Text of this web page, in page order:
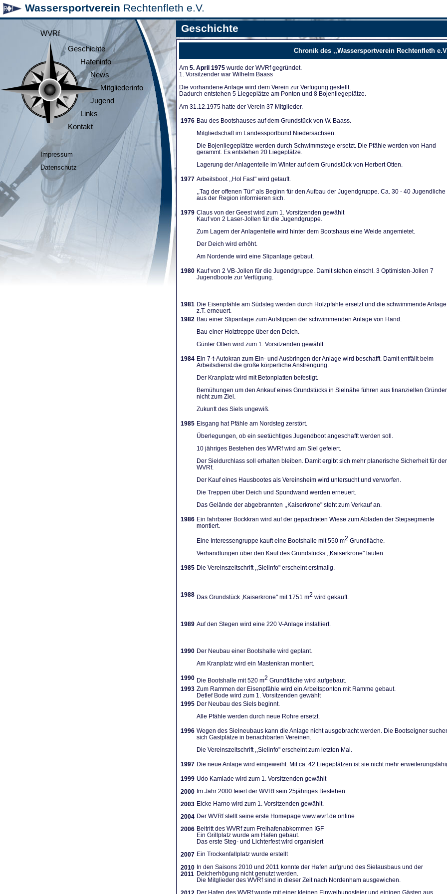
Wassersportverein Rechtenfleth e.V.
WVRf
Geschichte
Hafeninfo
News
Mitgliederinfo
Jugend
Links
Kontakt
Impressum
Datenschutz
Geschichte
Chronik des ,,Wassersportverein Rechtenfleth
Am 5. April 1975 wurde der WVRf gegründet.
1. Vorsitzender war Wilhelm Baass
Die vorhandene Anla­ge wird dem Verein zur Verfügung ge­stellt.
Dadurch entstehen 5 Liegeplät­ze am Ponton und 8 Bojenliegeplätze.
Am 31.12.1975 hatte der Verein 37 Mitglieder.
1976 Bau des Bootshauses auf dem Grundstück von W. Baass.
Mitgliedschaft im Landes­sportbund Niedersachsen.
Die Bojenliegeplätze werden durch Schwimmstege ersetzt. Die Pfähle werden von Hand
gerammt. Es entstehen 20 Lie­geplätze.
Lagerung der Anlagenteile im Winter auf dem Grundstück von Herbert Otten.
1977 Arbeitsboot ,,Hol Fast" wird getauft.
,,Tag der offenen Tür" als Be­ginn für den Aufbau der Jugendgruppe. Ca. 30 - 40 Ju­gendliche
aus der Region infor­mieren sich.
1979 Claus von der Geest wird zum 1. Vorsitzenden gewählt
Kauf von 2 Laser-Jollen für die Jugendgruppe.
Zum Lagern der Anlagentei­le wird hinter dem Bootshaus eine Weide angemietet.
Der Deich wird erhöht.
Am Nordende wird eine Slip­anlage gebaut.
1980 Kauf von 2 VB-Jollen für die Jugendgruppe. Damit stehen einschl. 3 Optimi­sten-Jollen 7
Jugendboote zur Verfügung.
1981 Die Eisenpfähle am Südsteg werden durch Holzpfähle ersetzt und die schwimmende Anlage
z.T. erneuert.
1982 Bau einer Slipanlage zum Aufslippen der schwimmenden Anlage von Hand.
Bau einer Holztreppe über den Deich.
Günter Otten wird zum 1. Vorsitzenden gewählt
1984 Ein 7-t-Autokran zum Ein- und Ausbringen der Anlage wird beschafft. Damit entfällt beim
Arbeits­dienst die große körperliche Anstrengung.
Der Kranplatz wird mit Be­tonplatten befestigt.
Bemühungen um den Ankauf eines Grundstücks in Sielnähe führen aus finanziellen
nicht zum Ziel.
Zukunft des Siels ungewiß.
1985 Eisgang hat Pfähle am Nordsteg zerstört.
Überlegungen, ob ein see­tüchtiges Jugendboot ange­schafft werden soll.
10 jähriges Bestehen des WVRf wird am Siel gefeiert.
Der Sieldurchlass soll erhal­ten bleiben. Damit ergibt sich mehr planerische Sicherheit für
WVRf.
Der Kauf eines Hausbootes als Vereinsheim wird unter­sucht und verworfen.
Die Treppen über Deich und Spundwand werden erneuert.
Das Gelände der abgebrann­ten ,,Kaiserkrone" steht zum Verkauf an.
1986 Ein fahrbarer Bockkran wird auf der gepachteten Wiese zum Abladen der Stegsegmente
montiert.
Eine Interessengruppe kauft eine Bootshalle mit 550 m2 Grundfläche.
Verhandlungen über den Kauf des Grundstücks ,,Kaiser­krone" laufen.
1985 Die Vereinszeitschrift ,,Sielinfo" erscheint erstmalig.
1988 Das Grundstück ,Kaiserkro­ne" mit 1751 m2 wird gekauft.
1989 Auf den Stegen wird eine 220 V-Anlage installiert.
1990 Der Neubau einer Bootshalle wird geplant.
Am Kranplatz wird ein Ma­stenkran montiert.
1990 Die Bootshalle mit 520 m2 Grundfläche wird aufgebaut.
1993 Zum Rammen der Eisenpfäh­le wird ein Arbeitsponton mit Ramme gebaut.
Detlef Bode wird zum 1. Vorsitzenden gewählt
1995 Der Neubau des Siels be­ginnt.
Alle Pfähle werden durch neue Rohre ersetzt.
1996 Wegen des Sielneubaus kann die Anlage nicht ausgebracht werden. Die Bootseigner
sich Gastplätze in be­nachbarten Vereinen.
Die Vereinszeitschrift ,,Sielinfo" erscheint zum letzten Mal.
1997 Die neue Anlage wird einge­weiht. Mit ca. 42 Liegeplätzen ist sie nicht mehr
1999
2000
2003
2004
2006
2007
2010
2011
Udo Kamlade wird zum 1. Vorsitzenden gewählt
Im Jahr 2000 feiert der WVRf sein 25jähriges Bestehen.
Eicke Harno wird zum 1. Vorsitzenden gewählt.
Der WVRf stellt seine erste Homepage www.wvrf.de online
Beitritt des WVRf zum Freihafenabkommen IGF
Ein Grillplatz wurde am Hafen gebaut.
Das erste Steg- und Lichterfest wird organisiert
Ein Trockenfallplatz wurde erstellt
In den Saisons 2010 und 2011 konnte der Hafen aufgrund des Sielausbaus und der
Deicherhögung nicht genutzt werden.
Die Mitglieder des WVRf sind in dieser Zeit nach Nordenham ausgewichen.
Der Hafen des WVRf wurde mit einer kleinen Einweihungsfeier und einigen Gästen aus